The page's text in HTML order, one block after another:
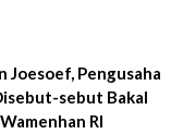
Joesoef, Pengusaha
sebut Bakal
RI